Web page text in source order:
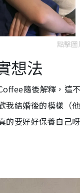
點擊
想法
隨後解釋，這
我結婚後的模樣（
的要好好保養自己